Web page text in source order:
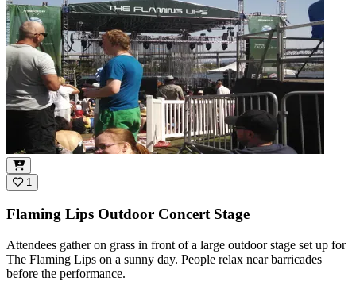
1
Flaming Lips Outdoor Concert Stage
Attendees gather on grass in front of a large outdoor stage set up for
The Flaming Lips on a sunny day. People relax near barricades
before the performance.